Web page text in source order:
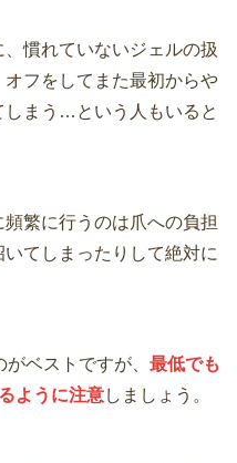
慣れていないジェルの扱
フをしてまた最初からや
しまう…という人もいると
繁に行うのは爪への負担
てしまったりして絶対に
ベストですが、 最低でも
ように注意しましょう。